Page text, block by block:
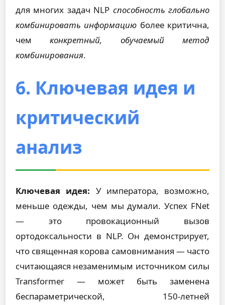
для многих задач NLP способность глобально
комбинировать информацию более критична,
чемконкретный, обучаемый метод
комбинирования.
6. Ключевая идея и
критический
анализ
Ключевая идея: У императора, возможно,
меньше одежды, чем мы думали. Успех FNet
— это провокационный вызов
ортодоксальности в NLP. Он демонстрирует,
что священная корова самовнимания — часто
считающаяся незаменимым источником силы
Transformer — может быть заменена
беспараметрической, 150-летней